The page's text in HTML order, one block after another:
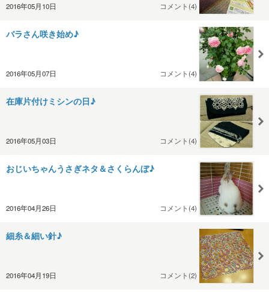
2016年05月10日 コメント(4)
バラさん咲き始め♪
2016年05月07日 コメント(4)
在庫片付けミシンの日♪
2016年05月03日 コメント(4)
おじいちゃんうさぎネタ＆さくらんぼ♪
2016年04月26日 コメント(4)
細糸＆細い針♪
2016年04月19日 コメント(2)